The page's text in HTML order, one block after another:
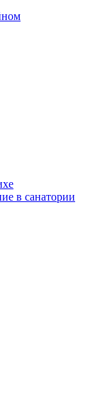
в санатории